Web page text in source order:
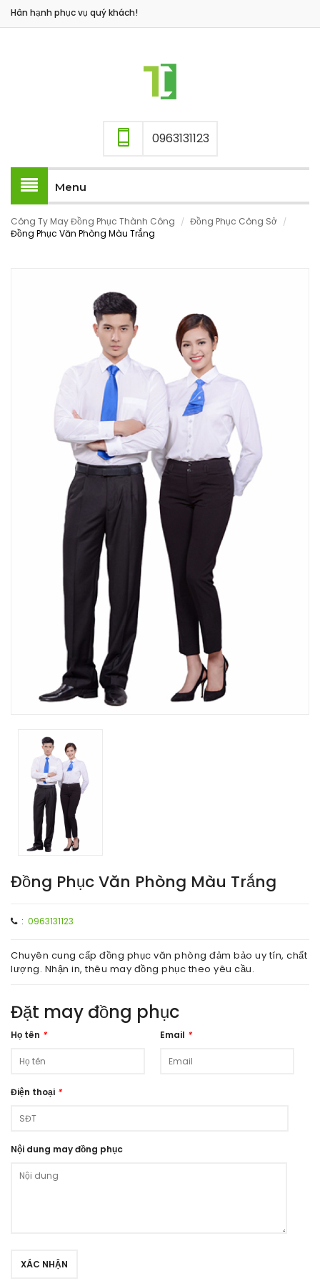
Hân hạnh phục vụ quý khách!
0963131123
Menu
Công Ty May Đồng Phục Thành Công / Đồng Phục Công Sở /
Đồng Phục Văn Phòng Màu Trắng
Đồng Phục Văn Phòng Màu Trắng
: 0963131123
Chuyên cung cấp đồng phục văn phòng đảm bảo uy tín, chất
lượng. Nhận in, thêu may đồng phục theo yêu cầu.
Đặt may đồng phục
Họ tên * Email *
Điện thoại *
Nội dung may đồng phục
XÁC NHẬN